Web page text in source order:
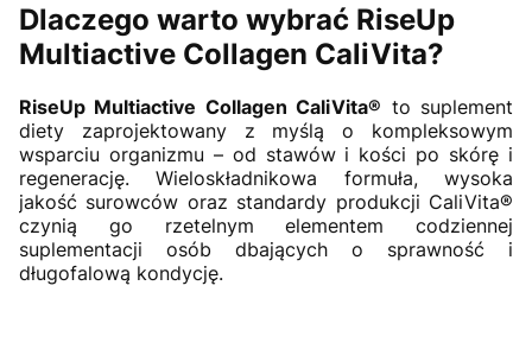
Dlaczego warto wybrać RiseUp
Multiactive Collagen CaliVita?
RiseUp Multiactive Collagen CaliVita® to suplement
diety zaprojektowany z myślą o kompleksowym
wsparciu organizmu – od stawów i kości po skórę i
regenerację. Wieloskładnikowa formuła, wysoka
jakość surowców oraz standardy produkcji CaliVita®
czynią go rzetelnym elementem codziennej
suplementacji osób dbających o sprawność i
długofalową kondycję.